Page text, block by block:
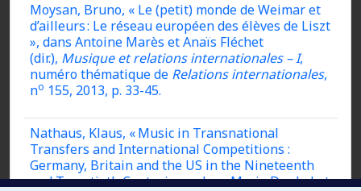
Moysan, Bruno, « Le (petit) monde de Weimar et
d’ailleurs : Le réseau européen des élèves de Liszt
», dans Antoine Marès et Anaïs Fléchet
(dir.), Musique et relations internationales – I,
numéro thématique de Relations internationales,
no 155, 2013, p. 33-45.
Nathaus, Klaus, « Music in Transnational
Transfers and International Competitions :
Germany, Britain and the US in the Nineteenth
and Twentieth Centuries », dans Mario Dunkel et